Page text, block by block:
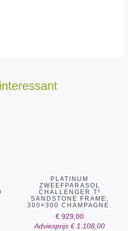
PLATINUM
ZWEEFPARASOL
CHALLENGER T²
SANDSTONE FRAME,
300×300 CHAMPAGNE.
€ 929,00
Adviesprijs €1.108,00